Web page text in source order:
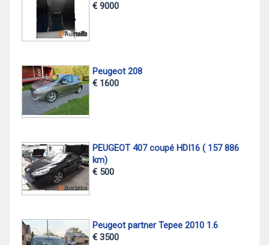
€ 9000
Peugeot 208
€ 1600
PEUGEOT 407 coupé HDI16 ( 157 886
km)
€ 500
Peugeot partner Tepee 2010 1.6
€ 3500